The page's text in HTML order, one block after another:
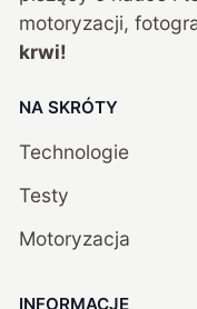
motoryzacji,
krwi!
NA SKRÓTY
Technologie
Testy
Motoryzacja
INFORMACJE